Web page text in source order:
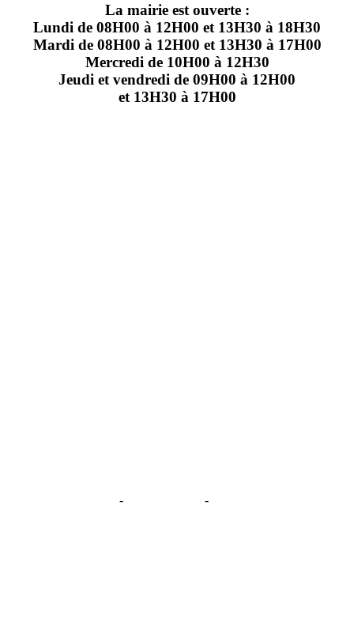
La mairie est ouverte :
Lundi de 08H00 à 12H00 et 13H30 à 18H30
Mardi de 08H00 à 12H00 et 13H30 à 17H00
Mercredi de 10H00 à 12H30
Jeudi et vendredi de 09H00 à 12H00
et 13H30 à 17H00
- -